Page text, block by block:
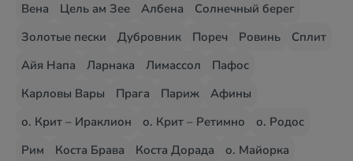
Вена
Цель ам Зее Албена
Солнечный берег
Золотые пески
Дубровник Пореч Ровинь
Сплит
Айя Напа
Ларнака Лимассол
Пафос
Карловы Вары
Прага Париж
Афины
о. Крит – Ираклион
о. Крит – Ретимно
о. Родос
Рим
Коста Брава Коста Дорада
о. Майорка